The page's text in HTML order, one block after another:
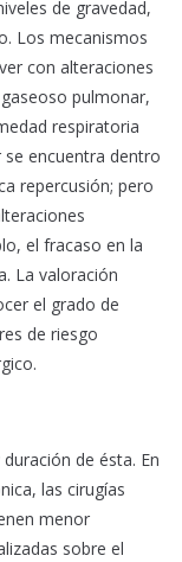
de gravedad,
Los mecanismos
con alteraciones
pulmonar,
respiratoria
encuentra dentro
repercusión; pero
el fracaso en la
La valoración
el grado de
de riesgo
duración de ésta. En
las cirugías
menor
sobre el